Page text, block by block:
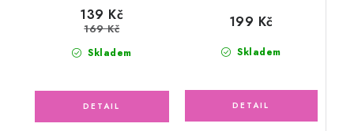
Skladem
139 Kč
169 Kč
Skladem
199 Kč